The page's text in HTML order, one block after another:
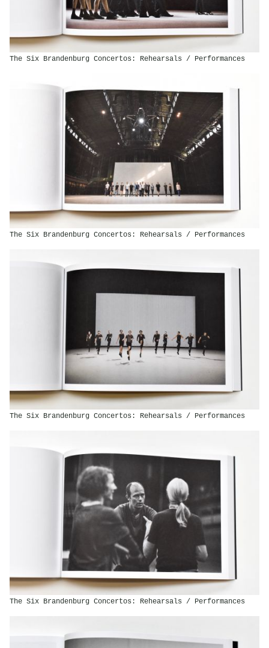
The Six Brandenburg Concertos: Rehearsals / Performances
The Six Brandenburg Concertos: Rehearsals / Performances
The Six Brandenburg Concertos: Rehearsals / Performances
The Six Brandenburg Concertos: Rehearsals / Performances